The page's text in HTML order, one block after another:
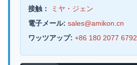
接触：
ミヤ・ジェン
電子メール: sales@amikon.cn
ワッツアップ: +86 180 2077 6792